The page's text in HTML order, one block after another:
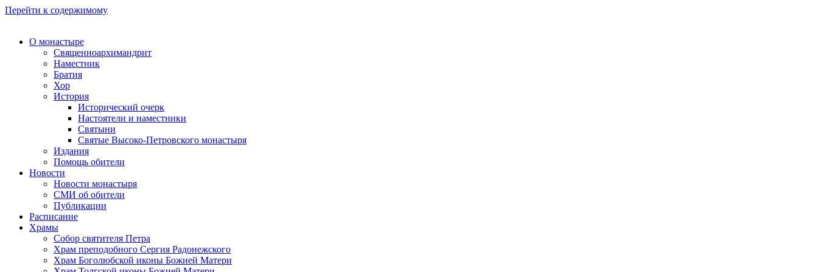
Перейти к содержимому
О монастыре
Священноархимандрит
Наместник
Братия
Хор
История
Исторический очерк
Настоятели и наместники
Святыни
Святые Высоко-Петровского монастыря
Издания
Помощь обители
Новости
Новости монастыря
СМИ об обители
Публикации
Расписание
Храмы
Собор святителя Петра
Храм преподобного Сергия Радонежского
Храм Боголюбской иконы Божией Матери